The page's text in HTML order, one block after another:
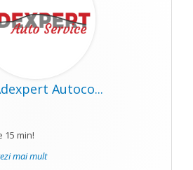
Autoco...
15 min!
mai mult